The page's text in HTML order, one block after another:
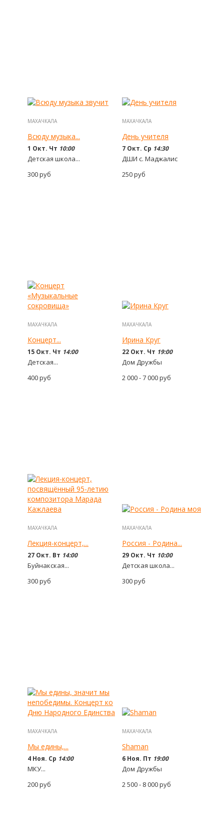
МАХАЧКАЛА
Всюду музыка...
1 Окт. Чт 10:00
Детская школа...
300руб
МАХАЧКАЛА
День учителя
7 Окт. Ср 14:30
ДШИ с. Маджалис
250руб
МАХАЧКАЛА
Концерт...
15 Окт. Чт 14:00
Детская...
400руб
МАХАЧКАЛА
Ирина Круг
22 Окт. Чт 19:00
Дом Дружбы
2 000 - 7 000руб
МАХАЧКАЛА
Лекция-концерт,...
27 Окт. Вт 14:00
Буйнакская...
300руб
МАХАЧКАЛА
Россия - Родина...
29 Окт. Чт 10:00
Детская школа...
300руб
МАХАЧКАЛА
Мы едины,...
4 Ноя. Ср 14:00
МКУ...
200руб
МАХАЧКАЛА
Shaman
6 Ноя. Пт 19:00
Дом Дружбы
2 500 - 8 000руб